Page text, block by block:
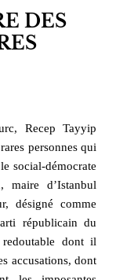
DES
Recep Tayyip
personnes qui
social-démocrate
maire d’Istanbul
désigné comme
républicain du
dont il
accusations, dont